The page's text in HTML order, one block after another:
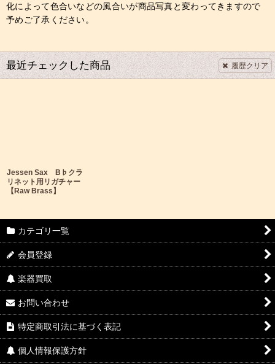
化によって色合いなどの風合いが商品写真と変わってきますので
予めご了承ください。
最近チェックした商品 履歴クリア
Jessen Sax B♭クラ
リネット用リガチャー
【Raw Brass】
カテゴリ一覧
会員登録
楽器買取
お問い合わせ
特定商取引法に基づく表記
個人情報保護方針